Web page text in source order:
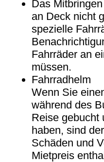
Das
an Deck nicht
spezielle
Fahrräder an
müssen.
Fahrradhelm
Wenn Sie
während des
Reise gebucht
haben, sind
Schäden und
Mietpreis